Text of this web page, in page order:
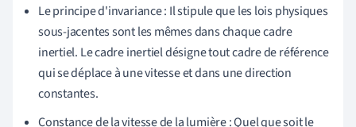
Le principe d'invariance : Il stipule que les lois physiques
sous-jacentes sont les mêmes dans chaque cadre
inertiel. Le cadre inertiel désigne tout cadre de référence
qui se déplace à une vitesse et dans une direction
constantes.
Constance de la vitesse de la lumière : Quel que soit le